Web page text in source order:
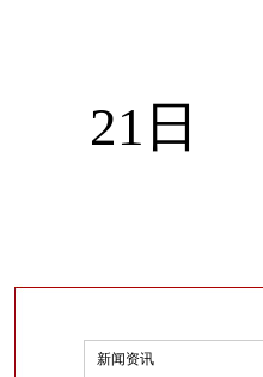
21 日
新闻资讯